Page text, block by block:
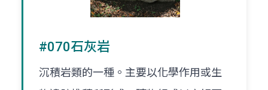
#070石灰岩
沉積岩類的一種。主要以化學作用或生